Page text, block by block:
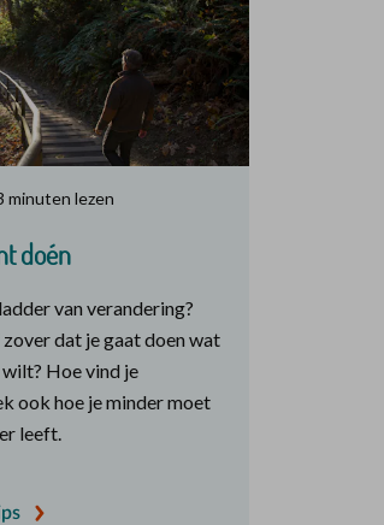
minuten lezen
doén
van verandering?
dat je gaat doen wat
Hoe vind je
ook hoe je minder moet
leeft.